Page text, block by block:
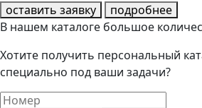
оставить заявку
подробнее
В нашем каталоге большое
Хотите получить персональный
специально под ваши задачи?